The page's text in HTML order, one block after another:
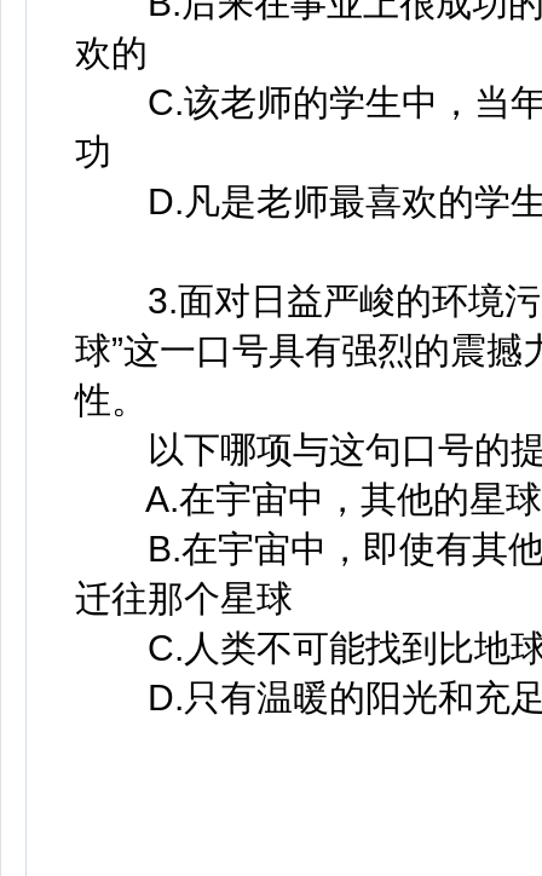
欢的
C.该老师的学生中，当年
功
D.凡是老师最喜欢的学生
3.面对日益严峻的环境污
球”这一口号具有强烈的震
性。
以下哪项与这句口号的
A.在宇宙中，其他的星球
B.在宇宙中，即使有其他
迁往那个星球
C.人类不可能找到比地球
D.只有温暖的阳光和充足